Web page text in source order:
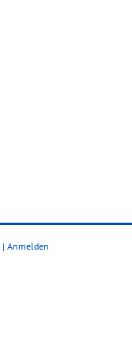
| Anmelden